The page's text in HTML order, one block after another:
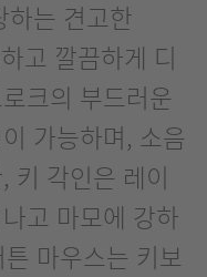
하는 견고한
고 깔끔하게 디
크의 부드러운
가능하며, 소음
키 각인은 레이
고 마모에 강하
마우스는 키보